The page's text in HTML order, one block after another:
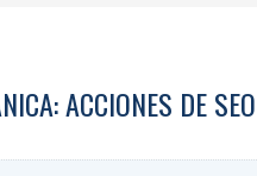
ACCIONES DE SEO